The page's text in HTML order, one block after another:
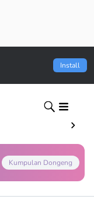
Install
Kumpulan Dongeng